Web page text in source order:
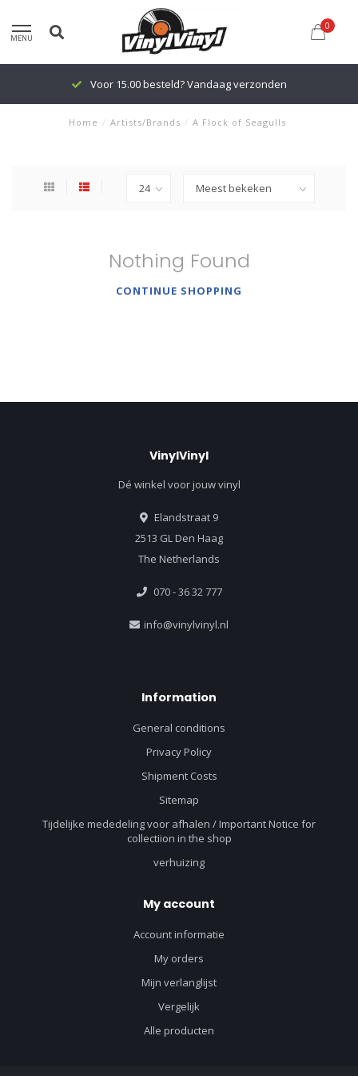
MENU
0
Voor 15.00 besteld? Vandaag verzonden
Home / Artists/Brands / A Flock of Seagulls
Nothing Found
CONTINUE SHOPPING
VinylVinyl
Dé winkel voor jouw vinyl
Elandstraat 9
2513 GL Den Haag
The Netherlands
070 - 36 32 777
info@vinylvinyl.nl
Information
General conditions
Privacy Policy
Shipment Costs
Sitemap
Tijdelijke mededeling voor afhalen / Important Notice for
collectiion in the shop
verhuizing
My account
Account informatie
My orders
Mijn verlanglijst
Vergelijk
Alle producten